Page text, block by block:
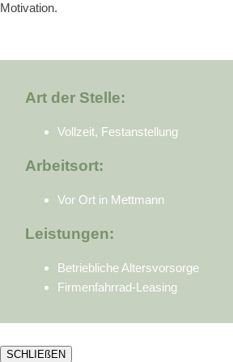
Motivation.
Art der Stelle:
Vollzeit, Festanstellung
Arbeitsort:
Vor Ort in Mettmann
Leistungen:
Betriebliche Altersvorsorge
Firmenfahrrad-Leasing
SCHLIEßEN